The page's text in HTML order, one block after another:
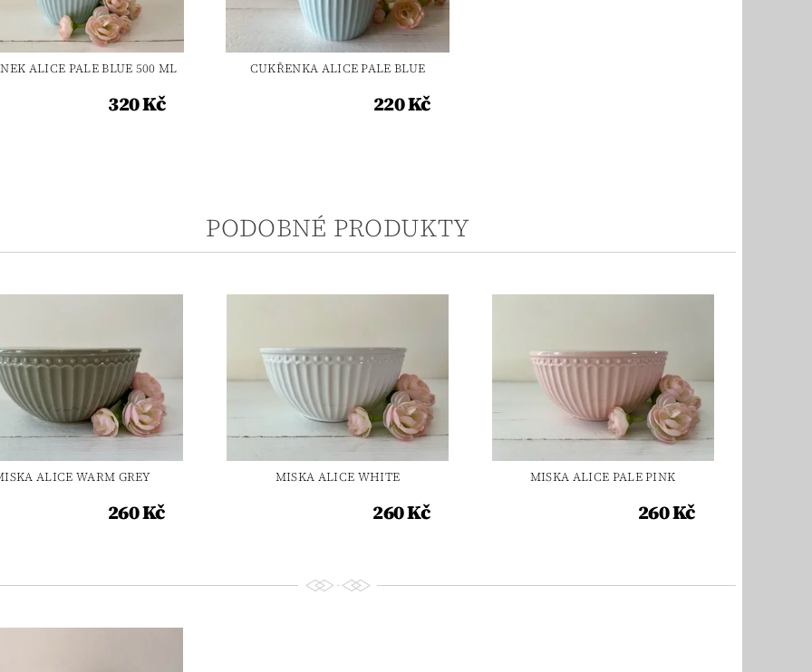
ALICE PALE BLUE 500 ML
320 Kč
CUKŘENKA ALICE PALE BLUE
220 Kč
PODOBNÉ PRODUKTY
ALICE WARM GREY
260 Kč
MISKA ALICE WHITE
260 Kč
MISKA ALICE PALE PINK
260 Kč